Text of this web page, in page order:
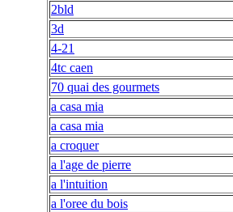
2bld
3d
4-21
4tc caen
70 quai des gourmets
a casa mia
a casa mia
a croquer
a l'age de pierre
a l'intuition
a l'oree du bois